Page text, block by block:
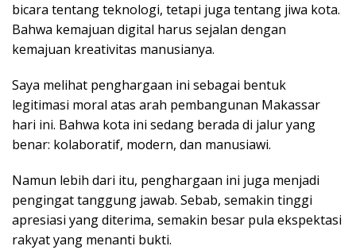
bicara tentang teknologi, tetapi juga tentang jiwa kota.
Bahwa kemajuan digital harus sejalan dengan
kemajuan kreativitas manusianya.
Saya melihat penghargaan ini sebagai bentuk
legitimasi moral atas arah pembangunan Makassar
hari ini. Bahwa kota ini sedang berada di jalur yang
benar: kolaboratif, modern, dan manusiawi.
Namun lebih dari itu, penghargaan ini juga menjadi
pengingat tanggung jawab. Sebab, semakin tinggi
apresiasi yang diterima, semakin besar pula ekspektasi
rakyat yang menanti bukti.